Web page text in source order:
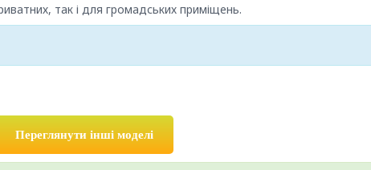
так і для громадських приміщень.
Переглянути інші моделі